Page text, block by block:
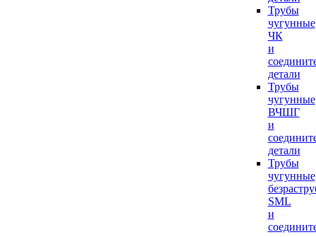
Трубы
чугунные
ЧК
и
детали
Трубы
чугунные
ВЧШГ
и
детали
Трубы
чугунные
SML
и